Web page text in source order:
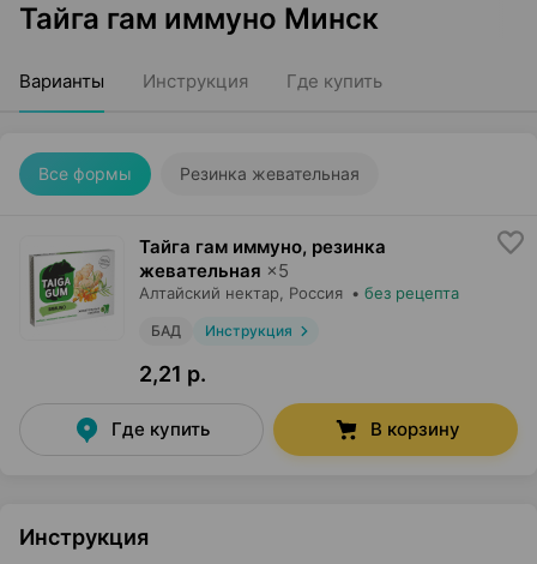
Тайга гам иммуно Минск
Варианты Инструкция Где купить
Все формы Резинка жевательная
Тайга гам иммуно, резинка
жевательная ×5
Алтайский нектар , Россия • без рецепта
БАД Инструкция
2,21 р.
Где купить В корзину
Инструкция